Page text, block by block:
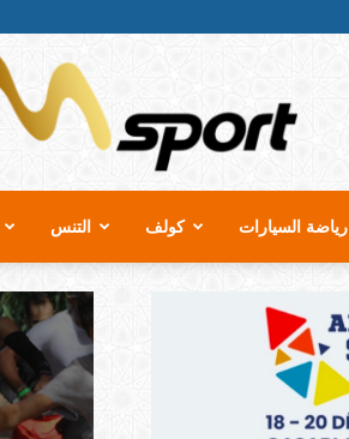
MSport.ma
التنس كولف رياضة السيارات